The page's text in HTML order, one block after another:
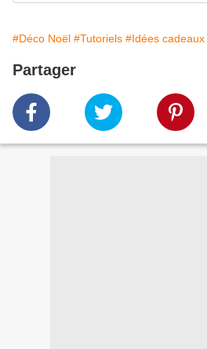
#Déco Noël #Tutoriels #Idées cadeaux
Partager